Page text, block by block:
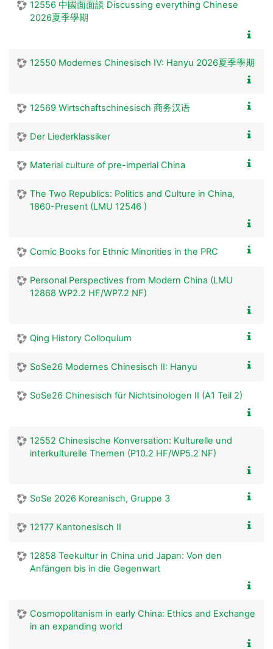
12556 中國面面談 Discussing everything Chinese
2026夏季學期
12550 Modernes Chinesisch IV: Hanyu 2026夏季學期
12569 Wirtschaftschinesisch 商务汉语
Der Liederklassiker
Material culture of pre-imperial China
The Two Republics: Politics and Culture in China,
1860-Present (LMU 12546 )
Comic Books for Ethnic Minorities in the PRC
Personal Perspectives from Modern China (LMU
12868 WP2.2 HF/WP7.2 NF)
Qing History Colloquium
SoSe26 Modernes Chinesisch II: Hanyu
SoSe26 Chinesisch für Nichtsinologen II (A1 Teil 2)
12552 Chinesische Konversation: Kulturelle und
interkulturelle Themen (P10.2 HF/WP5.2 NF)
SoSe 2026 Koreanisch, Gruppe 3
12177 Kantonesisch II
12858 Teekultur in China und Japan: Von den
Anfängen bis in die Gegenwart
Cosmopolitanism in early China: Ethics and Exchange
in an expanding world